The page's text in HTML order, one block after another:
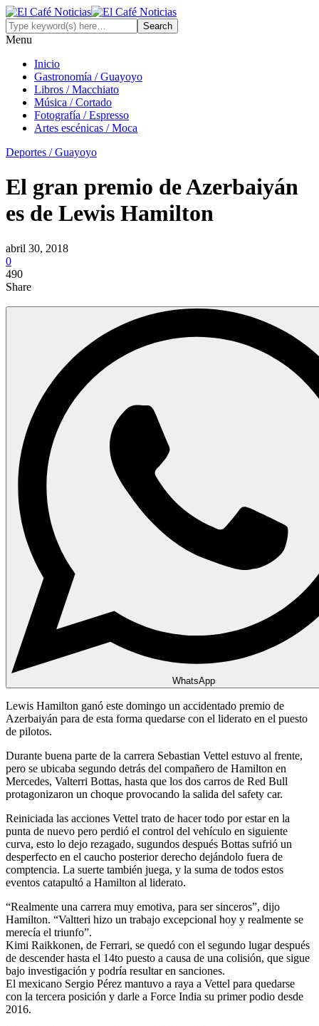
Menu
Inicio
Gastronomía / Guayoyo
Libros / Macchiato
Música / Cortado
Fotografía / Espresso
Artes escénicas / Moca
Deportes / Guayoyo
El gran premio de Azerbaiyán
es de Lewis Hamilton
abril 30, 2018
0
490
Share
WhatsApp
Lewis Hamilton ganó este domingo un accidentado premio de
Azerbaiyán para de esta forma quedarse con el liderato en el puesto
de pilotos.
Durante buena parte de la carrera Sebastian Vettel estuvo al frente,
pero se ubicaba segundo detrás del compañero de Hamilton en
Mercedes, Valterri Bottas, hasta que los dos carros de Red Bull
protagonizaron un choque provocando la salida del safety car.
Reiniciada las acciones Vettel trato de hacer todo por estar en la
punta de nuevo pero perdió el control del vehículo en siguiente
curva, esto lo dejo rezagado, sugundos después Bottas sufrió un
desperfecto en el caucho posterior derecho dejándolo fuera de
comptencia. La suerte también juega, y la suma de todos estos
eventos catapultó a Hamilton al liderato.
“Realmente una carrera muy emotiva, para ser sinceros”, dijo
Hamilton. “Valtteri hizo un trabajo excepcional hoy y realmente se
merecía el triunfo”.
Kimi Raikkonen, de Ferrari, se quedó con el segundo lugar después
de descender hasta el 14to puesto a causa de una colisión, que sigue
bajo investigación y podría resultar en sanciones.
El mexicano Sergio Pérez mantuvo a raya a Vettel para quedarse
con la tercera posición y darle a Force India su primer podio desde
2016.